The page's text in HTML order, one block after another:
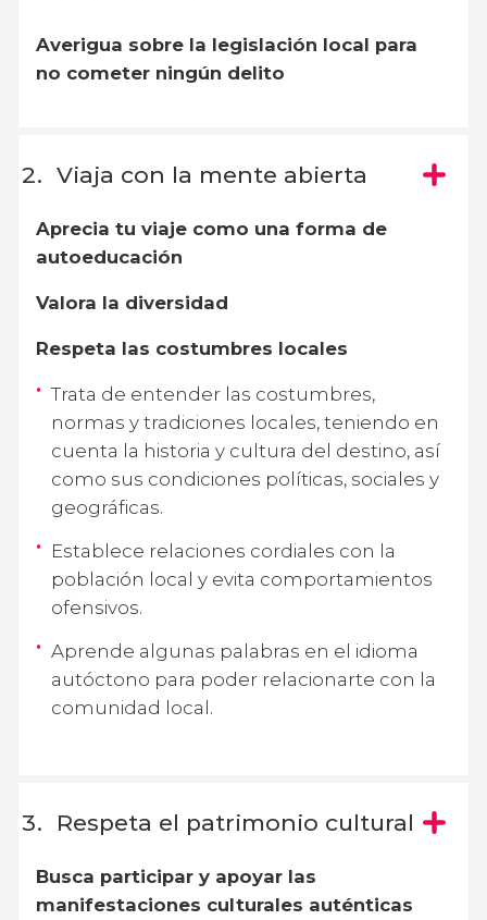
Averigua sobre la legislación local para
no cometer ningún delito
Viaja con la mente abierta
Aprecia tu viaje como una forma de
autoeducación
Valora la diversidad
Respeta las costumbres locales
Trata de entender las costumbres,
normas y tradiciones locales, teniendo en
cuenta la historia y cultura del destino, así
como sus condiciones políticas, sociales y
geográficas.
Establece relaciones cordiales con la
población local y evita comportamientos
ofensivos.
Aprende algunas palabras en el idioma
autóctono para poder relacionarte con la
comunidad local.
Respeta el patrimonio cultural
Busca participar y apoyar las
manifestaciones culturales auténticas